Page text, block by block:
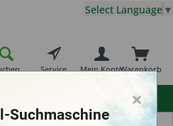
Service Warenkorb
Mein Konto
Select Language ▼
×
Suchmaschine